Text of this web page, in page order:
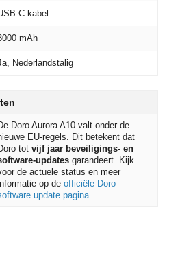
kabel
mAh
Nederlandstalig
Doro Aurora A10 valt onder de
EU-regels. Dit betekent dat
tot vijf jaar beveiligings- en
updates garandeert. Kijk
de actuele status en meer
op de officiële Doro
update pagina